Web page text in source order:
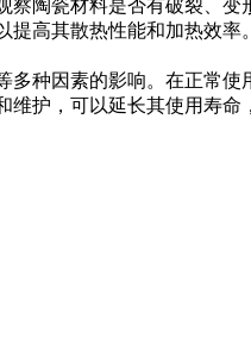
陶瓷材料是否有破裂、
提高其散热性能和加热效率
种因素的影响。在正常
护，可以延长其使用寿命